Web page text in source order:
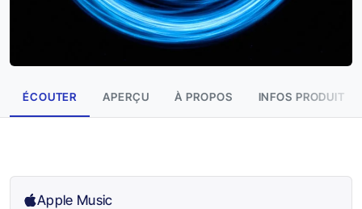
ÉCOUTER APERÇU À PROPOS INFOS PRODUIT
Apple Music